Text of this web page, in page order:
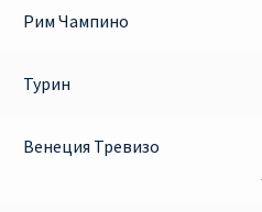
Рим Чампино
Турин
Венеция Тревизо